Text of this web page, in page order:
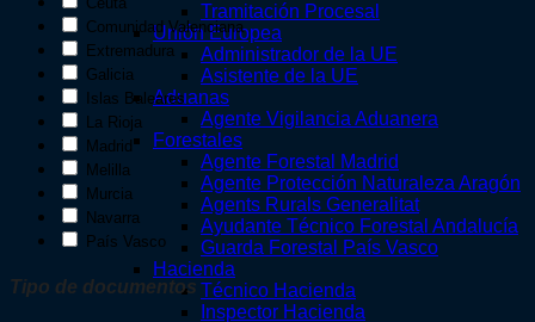
Tramitación Procesal
Unión Europea
Administrador de la UE
Asistente de la UE
Aduanas
Agente Vigilancia Aduanera
Forestales
Agente Forestal Madrid
Agente Protección Naturaleza Aragón
Agents Rurals Generalitat
Ayudante Técnico Forestal Andalucía
Guarda Forestal País Vasco
Hacienda
Técnico Hacienda
Inspector Hacienda
Comunidad Valenciana
Extremadura
Galicia
Islas Baleares
La Rioja
Madrid
Melilla
Murcia
Navarra
País Vasco
Tipo de documentos